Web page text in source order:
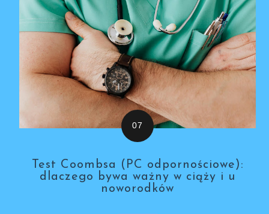
Test Coombsa (PC odpornościowe):
dlaczego bywa ważny w ciąży i u
noworodków